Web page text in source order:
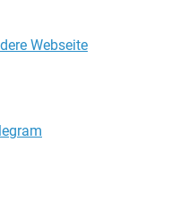
Webseite